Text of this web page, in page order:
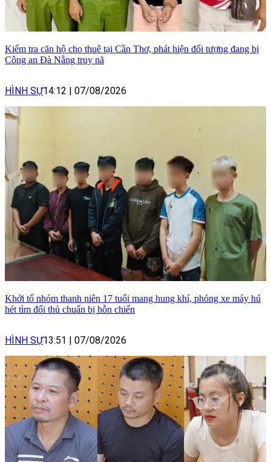
Kiểm tra căn hộ cho thuê tại Cần Thơ, phát hiện đối tượng đang bị
Công an Đà Nẵng truy nã
HÌNH SỰ14:12 | 07/08/2026
Khởi tố nhóm thanh niên 17 tuổi mang hung khí, phóng xe máy hú
hét tìm đối thủ chuẩn bị hỗn chiến
HÌNH SỰ13:51 | 07/08/2026